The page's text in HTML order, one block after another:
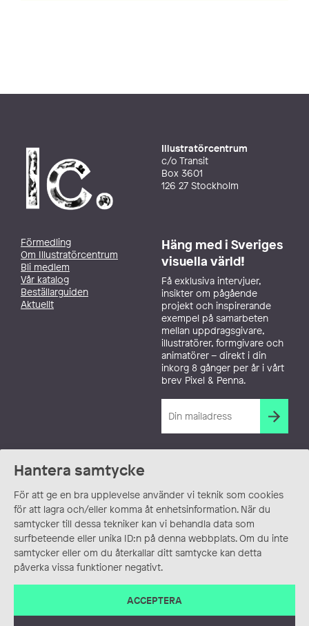
Hantera samtycke
För att ge en bra upplevelse använder vi teknik som cookies
för att lagra och/eller komma åt enhetsinformation. När du
samtycker till dessa tekniker kan vi behandla data som
surfbeteende eller unika ID:n på denna webbplats. Om du inte
samtycker eller om du återkallar ditt samtycke kan detta
påverka vissa funktioner negativt.
ACCEPTERA
Illustratörcentrum
c/o Transit
Box 3601
126 27 Stockholm
Förmedling
Om Illustratörcentrum
Bli medlem
Vår katalog
Beställarguiden
Aktuellt
Häng med i Sveriges
visuella värld!
Få exklusiva intervjuer,
insikter om pågående
projekt och inspirerande
exempel på samarbeten
mellan uppdragsgivare,
illustratörer, formgivare och
animatörer – direkt i din
inkorg 8 gånger per år i vårt
brev Pixel & Penna.